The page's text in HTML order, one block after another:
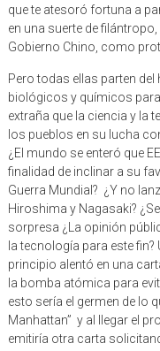
en una suerte de
Gobierno Chino, como
biológicos y químicos para
extraña que la ciencia y la
los pueblos en su lucha
¿El mundo se enteró que
finalidad de inclinar a su
Guerra Mundial? ¿Y no
Hiroshima y Nagasaki?
sorpresa ¿La opinión
la tecnología para este fin?
principio alentó en una
la bomba atómica para
esto sería el germen de lo
Manhattan” y al llegar el
emitiría otra carta
Esta vez no obtendría